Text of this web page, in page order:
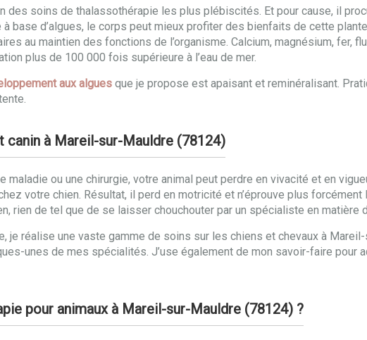
des soins de thalassothérapie les plus plébiscités. Et pour cause, il
à base d’algues, le corps peut mieux profiter des bienfaits de cette
au maintien des fonctions de l’organisme. Calcium, magnésium, fer,
plus de 100 000 fois supérieure à l’eau de mer.
aux algues que je propose est apaisant et reminéralisant.
à Mareil-sur-Mauldre (78124)
maladie ou une chirurgie, votre animal peut perdre en vivacité et en
votre chien. Résultat, il perd en motricité et n’éprouve plus
rien de tel que de se laisser chouchouter par un spécialiste en matière
je réalise une vaste gamme de soins sur les chiens et chevaux à
unes de mes spécialités. J’use également de mon savoir-faire pour
pour animaux à Mareil-sur-Mauldre (78124) ?